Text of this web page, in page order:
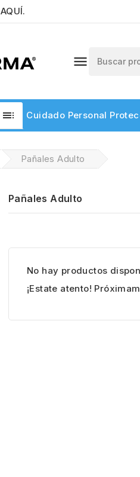
AQUÍ.

 Cuidado Personal
Pañales Adulto
Pañales Adulto
No hay productos
¡Estate atento!